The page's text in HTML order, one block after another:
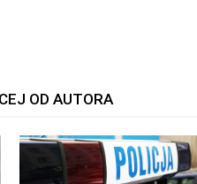
OD AUTORA